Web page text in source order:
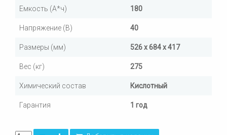
Емкость (А*ч) 180
Напряжение (В) 40
Размеры (мм) 526 x 684 x 417
Вес (кг) 275
Химический состав Кислотный
Гарантия 1 год